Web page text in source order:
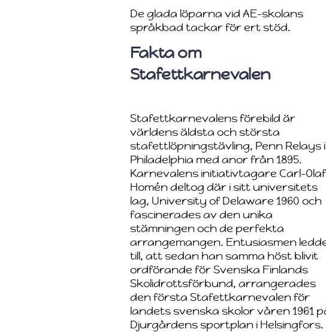
De glada löparna vid AE-skolans
språkbad tackar för ert stöd.
Fakta om
Stafettkarnevalen
Stafettkarnevalens förebild är
världens äldsta och största
stafettlöpningstävling, Penn Relays i
Philadelphia med anor från 1895.
Karnevalens initiativtagare Carl-Olaf
Homén deltog där i sitt universitets
lag, University of Delaware 1960 och
fascinerades av den unika
stämningen och de perfekta
arrangemangen. Entusiasmen
till, att sedan han samma höst blivit
ordförande för Svenska Finlands
Skolidrottsförbund, arrangerades
den första Stafettkarnevalen för
landets svenska skolor våren 1961
Djurgårdens sportplan i Helsingfors.